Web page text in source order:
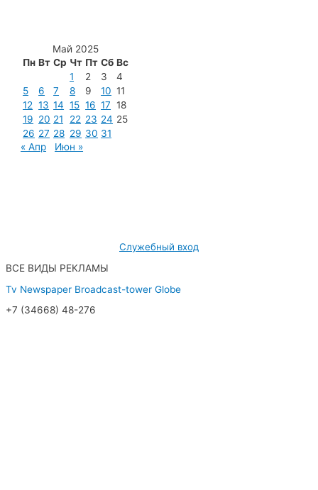
Май 2025
Пн Вт Ср Чт Пт Сб Вс
1
2 3
4
5
6 7 8 9 10 11
12 13 14 15 16 17 18
19 20 21 22 23 24 25
26 27 28 29 30 31
« Апр
Июн »
Служебный вход
ВСЕ ВИДЫ РЕКЛАМЫ
Tv Newspaper Broadcast-tower Globe
+7 (34668) 48-276